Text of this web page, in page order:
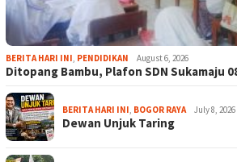
BERITA HARI INI, PENDIDIKAN August 6, 2026
Ditopang Bambu, Plafon SDN Sukamaju
BERITA HARI INI, BOGOR RAYA July 8, 2026
Dewan Unjuk Taring